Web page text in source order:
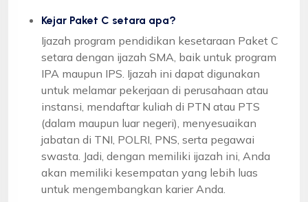
Kejar Paket C setara apa?
Ijazah program pendidikan kesetaraan Paket C
setara dengan ijazah SMA, baik untuk program
IPA maupun IPS. Ijazah ini dapat digunakan
untuk melamar pekerjaan di perusahaan atau
instansi, mendaftar kuliah di PTN atau PTS
(dalam maupun luar negeri), menyesuaikan
jabatan di TNI, POLRI, PNS, serta pegawai
swasta. Jadi, dengan memiliki ijazah ini, Anda
akan memiliki kesempatan yang lebih luas
untuk mengembangkan karier Anda.